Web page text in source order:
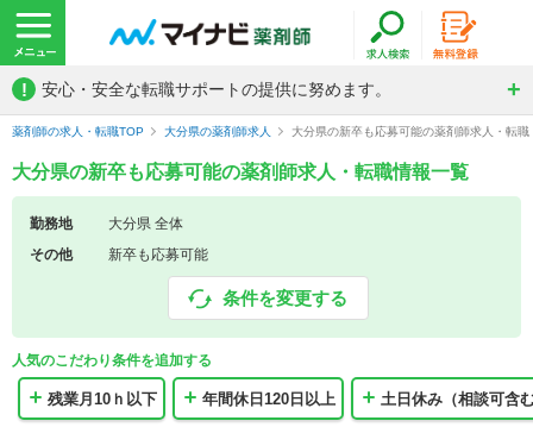
! 安心・安全な転職サポートの提供に努めます。
薬剤師の求人・転職TOP 大分県の薬剤師求人 大分県の新卒も応募可能の薬剤師求人・転職
大分県の新卒も応募可能の薬剤師求人・転職情報一覧
勤務地
大分県 全体
その他
新卒も応募可能
条件を変更する
人気のこだわり条件を追加する
残業月10ｈ以下 年間休日120日以上 土日休み（相談可含